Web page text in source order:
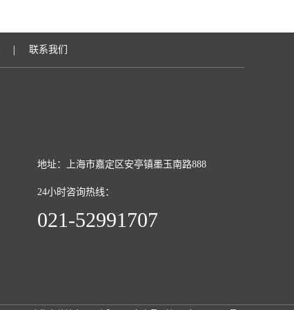
| 联系我们
地址：上海市嘉定区安亭镇墨玉南路888
24小时咨询热线：
021-52991707